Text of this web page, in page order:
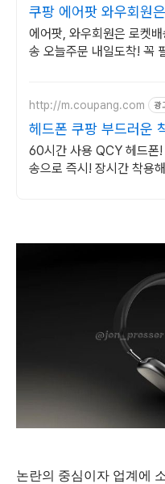
쿠팡 에어팟 와우회원
배송
에어팟, 와우회원은 로켓
송 오늘주문 내일도착! 꼭
http://m.coupang.com 광
헤드폰 쿠팡 부드러운
60시간 사용 QCY 헤드폰!
송으로 즉시! 장시간 착용
논란의 중심이자 업계에